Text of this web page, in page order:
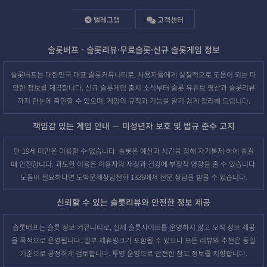
텔레그램 고객센터
슬롯버프 - 슬롯리뷰·무료슬롯·신규 슬롯게임 정보
슬롯버프는 대한민국 대표 슬롯커뮤니티로, 사용자들에게 실질적으로 도움이 되는 다
양한 정보를 제공합니다. 신규 슬롯게임 출시 소식부터 슬롯 유튜브 영상과 슬롯리뷰
까지 한눈에 확인할 수 있으며, 게임의 규칙과 기능을 알기 쉽게 정리해 드립니다.
책임감 있는 게임 안내 — 미성년자 보호 및 법규 준수 고지
만 19세 미만은 이용할 수 없습니다. 슬롯은 예산과 시간을 정해 자기통제 하에 즐길
때 안전합니다. 과도한 이용은 이용자의 재정과 건강에 부정적 영향을 줄 수 있습니다.
도움이 필요하다면 도박문제상담전화 1336에서 전문 상담을 받을 수 있습니다.
신뢰할 수 있는 슬롯리뷰와 안전한 정보 제공
슬롯버프는 슬롯 정보 커뮤니티로, 실제 슬롯사이트를 운영하지 않고 오직 정보 제공
을 목적으로 운영됩니다. 일부 제휴링크가 포함될 수 있으나 모든 리뷰와 추천은 동일
기준으로 공정하게 검토합니다. 투명 운영으로 안전한 참고 정보를 지향합니다.